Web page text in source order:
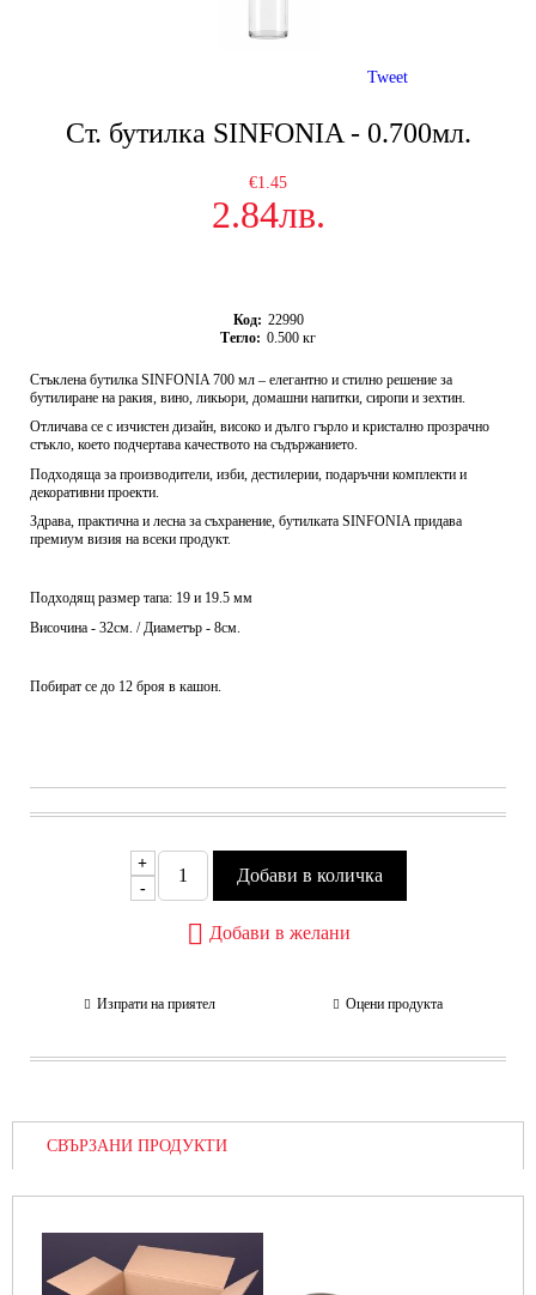
Ст. бутилка SINFONIA - 0.700мл.
€1.45
2.84лв.
Код: 22990
Тегло: 0.500 кг
Стъклена бутилка SINFONIA 700 мл – елегантно и стилно решение за
бутилиране на ракия, вино, ликьори, домашни напитки, сиропи и зехтин.
Отличава се с изчистен дизайн, високо и дълго гърло и кристално прозрачно
стъкло, което подчертава качеството на съдържанието.
Подходяща за производители, изби, дестилерии, подаръчни комплекти и
декоративни проекти.
Здрава, практична и лесна за съхранение, бутилката SINFONIA придава
премиум визия на всеки продукт.
Подходящ размер тапа: 19 и 19.5 мм
Височина - 32см. / Диаметър - 8см.
Побират се до 12 броя в кашон.
+
-
Добави в желани
Изпрати на приятел Оцени продукта
Tweet
СВЪРЗАНИ ПРОДУКТИ